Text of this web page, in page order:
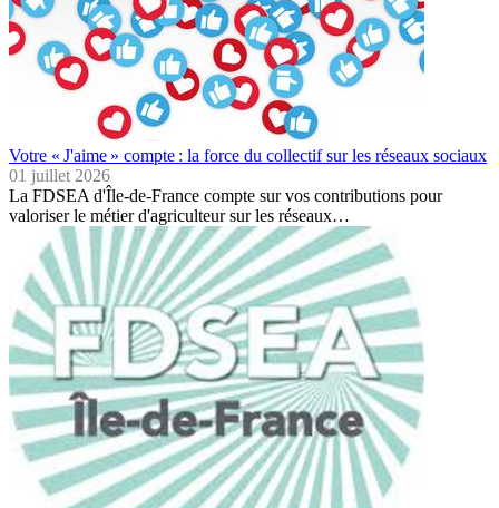
Votre « J'aime » compte : la force du collectif sur les réseaux sociaux
01 juillet 2026
La FDSEA d'Île-de-France compte sur vos contributions pour
valoriser le métier d'agriculteur sur les réseaux…